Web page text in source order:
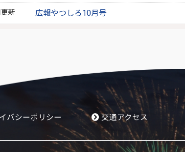
新 広報やつしろ10月号
バシーポリシー 交通アクセス